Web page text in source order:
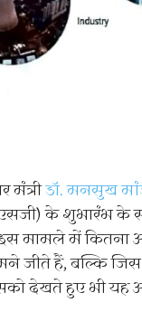
मंत्रीडॉ. मनसुख
के शुभारंभ
इस मामले में
जीते हैं, बल्कि
देखते हुए भी यह